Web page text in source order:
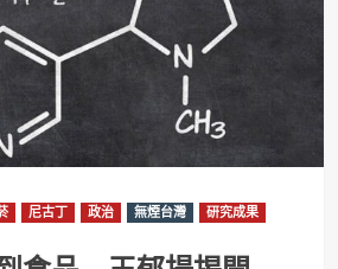
尼古丁 政治 無煙台灣
研究成果